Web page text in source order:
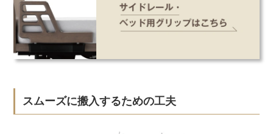
スムーズに搬入するための工夫